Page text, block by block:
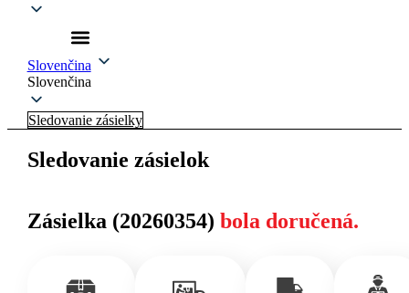
Slovenčina
Slovenčina
Sledovanie zásielky
Sledovanie zásielok
Zásielka (20260354) bola doručená.